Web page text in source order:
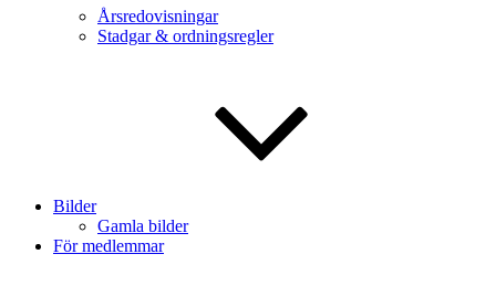
Årsredovisningar
Stadgar & ordningsregler
Bilder
Gamla bilder
För medlemmar